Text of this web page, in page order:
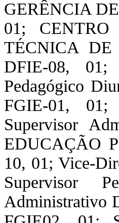
GERÊNCIA
01;
TÉCNICA
DFIE-08, 01;
Pedagógico
FGIE-01, 01;
Supervisor
EDUCAÇÃO
10, 01; Vice-
Supervisor
Administrativo